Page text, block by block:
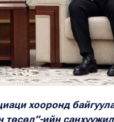
хооронд
ийн